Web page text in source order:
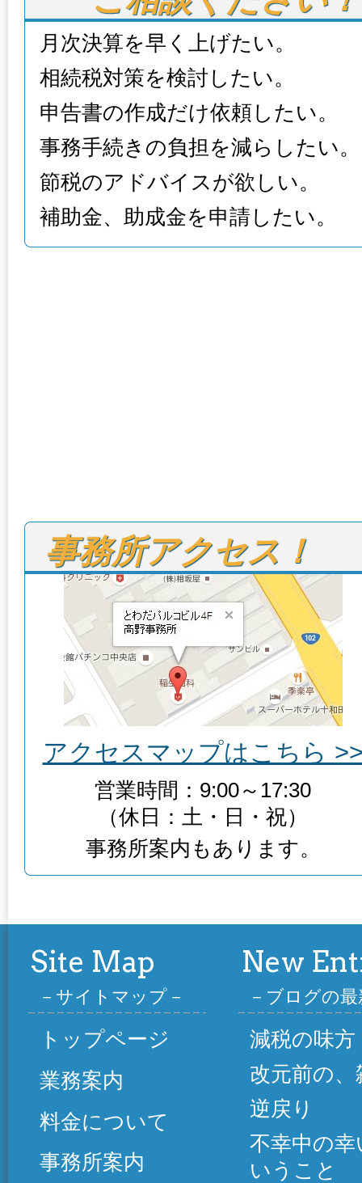
月次決算を早く上げたい。
相続税対策を検討したい。
申告書の作成だけ依頼したい。
事務手続きの負担を減らしたい。
節税のアドバイスが欲しい。
補助金、助成金を申請したい。
事務所アクセス！
アクセスマップはこちら
営業時間：9:00～17:30
（休日：土・日・祝）
事務所案内もあります。
Site Map
サイトマップ
トップページ
業務案内
料金について
事務所案内
New
ブログの最
減税の味方
改元前の、
逆戻り
不幸中の
いうこと